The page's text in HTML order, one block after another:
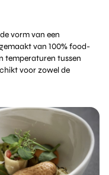
vorm van een
van 100% food-
temperaturen tussen
voor zowel de